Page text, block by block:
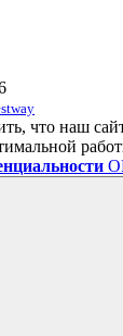
что наш